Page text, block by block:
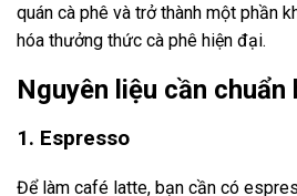
quán cà phê và trở thành một phần
hóa thưởng thức cà phê hiện đại.
Nguyên liệu cần chuẩn
1. Espresso
Để làm café latte, bạn cần có